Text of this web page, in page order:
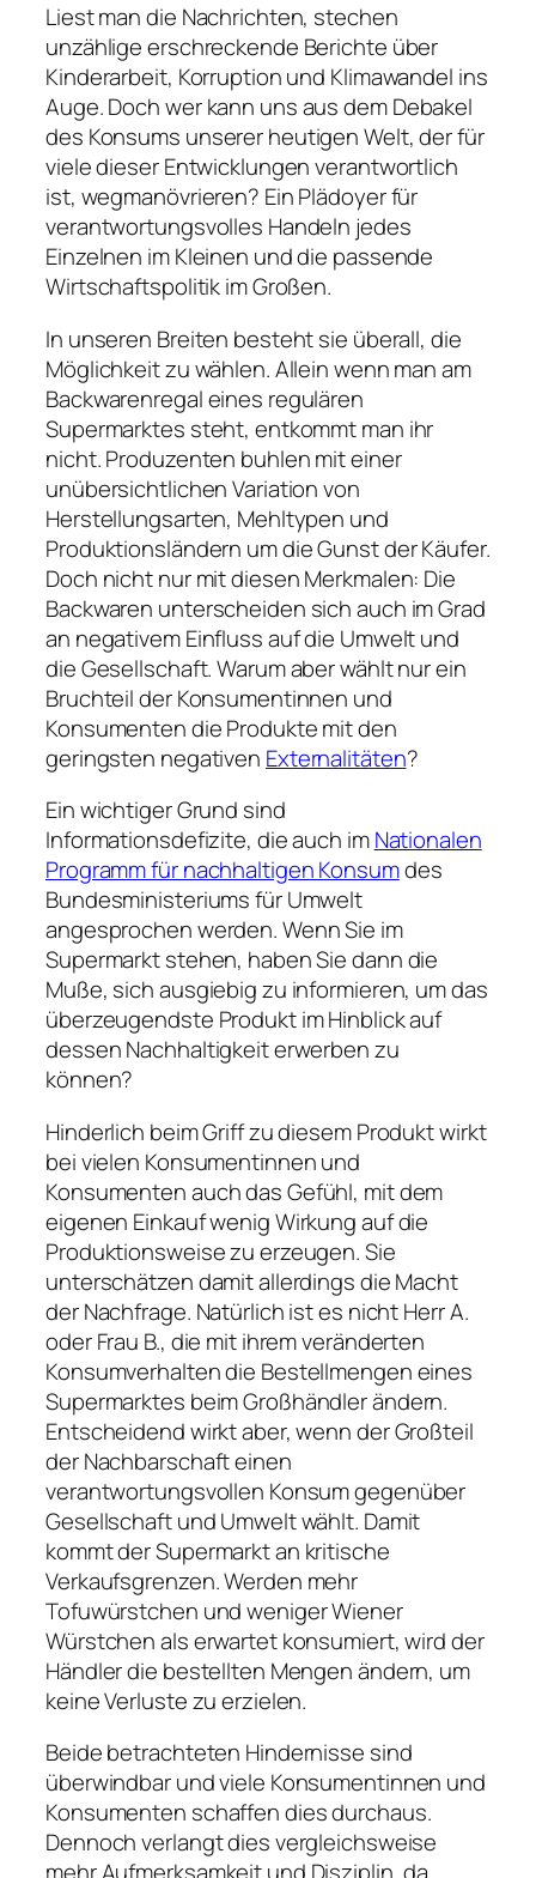
Liest man die Nachrichten, stechen
unzählige erschreckende Berichte über
Kinderarbeit, Korruption und Klimawandel ins
Auge. Doch wer kann uns aus dem Debakel
des Konsums unserer heutigen Welt, der für
viele dieser Entwicklungen verantwortlich
ist, wegmanövrieren? Ein Plädoyer für
verantwortungsvolles Handeln jedes
Einzelnen im Kleinen und die passende
Wirtschaftspolitik im Großen.
In unseren Breiten besteht sie überall, die
Möglichkeit zu wählen. Allein wenn man am
Backwarenregal eines regulären
Supermarktes steht, entkommt man ihr
nicht. Produzenten buhlen mit einer
unübersichtlichen Variation von
Herstellungsarten, Mehltypen und
Produktionsländern um die Gunst der Käufer.
Doch nicht nur mit diesen Merkmalen: Die
Backwaren unterscheiden sich auch im Grad
an negativem Einfluss auf die Umwelt und
die Gesellschaft. Warum aber wählt nur ein
Bruchteil der Konsumentinnen und
Konsumenten die Produkte mit den
geringsten negativen Externalitäten?
Ein wichtiger Grund sind
Informationsdefizite, die auch imNationalen
Programm für nachhaltigen Konsumdes
Bundesministeriums für Umwelt
angesprochen werden. Wenn Sie im
Supermarkt stehen, haben Sie dann die
Muße, sich ausgiebig zu informieren, um das
überzeugendste Produkt im Hinblick auf
dessen Nachhaltigkeit erwerben zu
können?
Hinderlich beim Griff zu diesem Produkt wirkt
bei vielen Konsumentinnen und
Konsumenten auch das Gefühl, mit dem
eigenen Einkauf wenig Wirkung auf die
Produktionsweise zu erzeugen. Sie
unterschätzen damit allerdings die Macht
der Nachfrage. Natürlich ist es nicht Herr A.
oder Frau B., die mit ihrem veränderten
Konsumverhalten die Bestellmengen eines
Supermarktes beim Großhändler ändern.
Entscheidend wirkt aber, wenn der Großteil
der Nachbarschaft einen
verantwortungsvollen Konsum gegenüber
Gesellschaft und Umwelt wählt. Damit
kommt der Supermarkt an kritische
Verkaufsgrenzen. Werden mehr
Tofuwürstchen und weniger Wiener
Würstchen als erwartet konsumiert, wird der
Händler die bestellten Mengen ändern, um
keine Verluste zu erzielen.
Beide betrachteten Hindernisse sind
überwindbar und viele Konsumentinnen und
Konsumenten schaffen dies durchaus.
Dennoch verlangt dies vergleichsweise